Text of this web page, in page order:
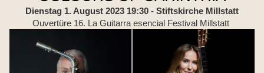
Dienstag 1. August 2023 19:30 - Stiftskirche Millstatt
Ouvertüre 16. La Guitarra esencial Festival Millstatt